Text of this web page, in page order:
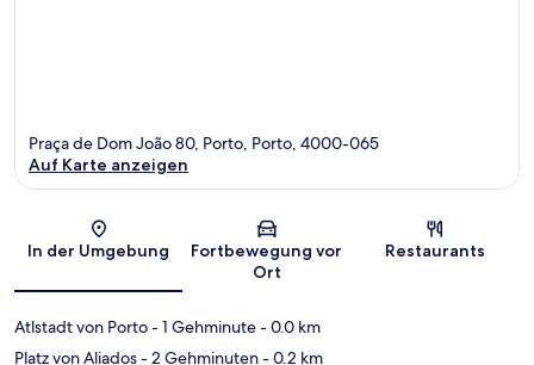
Karte
Praça de Dom João 80, Porto, Porto, 4000-065
Auf Karte anzeigen
In der Umgebung
Fortbewegung vor
Ort
Restaurants
Atlstadt von Porto- 1 Gehminute- 0.0 km
Platz von Aliados- 2 Gehminuten- 0.2 km